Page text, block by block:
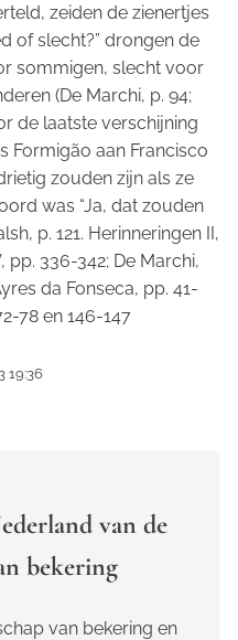
zeiden de zienertjes
of slecht?” drongen de
sommigen, slecht voor
(De Marchi, p. 94;
de laatste verschijning
Formigão aan Francisco
zouden zijn als ze
was “Ja, dat zouden
p. 121. Herinneringen II,
pp. 336-342; De Marchi,
da Fonseca, pp. 41-
78 en 146-147
19:36
van de
bekering
van bekering en